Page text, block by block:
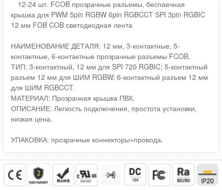
12-24 шт. FCOB прозрачные разъемы, беспаечная
крышка для PWM 5pin RGBW 6pin RGBCCT SPI 3pin RGBIC
12 мм FOB COB светодиодная лента
НАИМЕНОВАНИЕ ДЕТАЛЯ: 12 мм, 3-контактные, 5-
контактные, 6-контактные прозрачные разъемы FCOB.
ТИП: 3-контактный, 12 мм для SPI 720 RGBIC; 5-контактный
разъем 12 мм для ШИМ RGBW; 6-контактный разъем 12 мм
для ШИМ RGBCCT.
МАТЕРИАЛ: Прозрачная крышка ПВХ.
ОПИСАНИЕ: Легкость подключения, простота установки,
низкая цена.
УПАКОВКА: прозрачные коннекторы+провода.